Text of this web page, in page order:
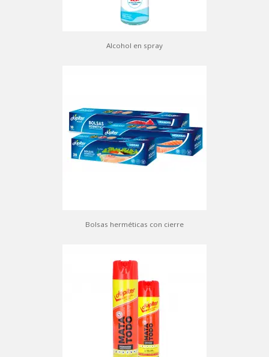
Alcohol en spray
Bolsas herméticas con cierre